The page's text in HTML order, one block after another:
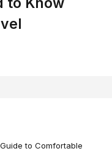
to Comfortable